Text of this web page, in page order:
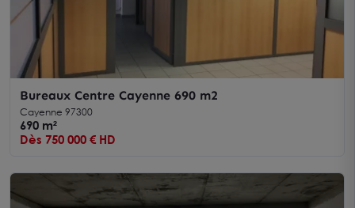
Bureaux Centre Cayenne 690 m2
Cayenne 97300
690 m²
Dès 750 000 € HD